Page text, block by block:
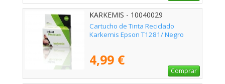
KARKEMIS - 10040029
Cartucho de Tinta Reciclado
Karkemis Epson T1281/ Negro
4,99 €
Comprar